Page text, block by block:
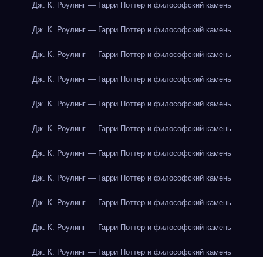
Дж. К. Роулинг — Гарри Поттер и философский камень
Дж. К. Роулинг — Гарри Поттер и философский камень
Дж. К. Роулинг — Гарри Поттер и философский камень
Дж. К. Роулинг — Гарри Поттер и философский камень
Дж. К. Роулинг — Гарри Поттер и философский камень
Дж. К. Роулинг — Гарри Поттер и философский камень
Дж. К. Роулинг — Гарри Поттер и философский камень
Дж. К. Роулинг — Гарри Поттер и философский камень
Дж. К. Роулинг — Гарри Поттер и философский камень
Дж. К. Роулинг — Гарри Поттер и философский камень
Дж. К. Роулинг — Гарри Поттер и философский камень